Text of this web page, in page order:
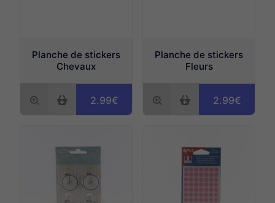
Planche de stickers
Chevaux
2.99€
Planche de stickers
Fleurs
2.99€